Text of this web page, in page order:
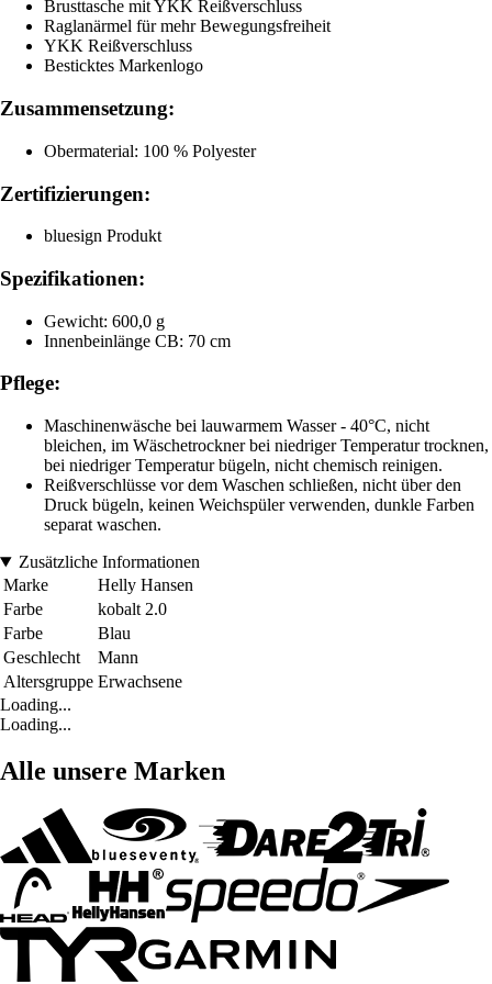
Brusttasche mit YKK Reißverschluss
Raglanärmel für mehr Bewegungsfreiheit
YKK Reißverschluss
Besticktes Markenlogo
Zusammensetzung:
Obermaterial: 100 % Polyester
Zertifizierungen:
bluesign Produkt
Spezifikationen:
Gewicht: 600,0 g
Innenbeinlänge CB: 70 cm
Pflege:
Maschinenwäsche bei lauwarmem Wasser - 40°C, nicht
bleichen, im Wäschetrockner bei niedriger Temperatur trocknen,
bei niedriger Temperatur bügeln, nicht chemisch reinigen.
Reißverschlüsse vor dem Waschen schließen, nicht über den
Druck bügeln, keinen Weichspüler verwenden, dunkle Farben
separat waschen.
Zusätzliche Informationen
Marke
Helly Hansen
Farbe
kobalt 2.0
Farbe
Blau
Geschlecht
Mann
Altersgruppe Erwachsene
Loading...
Loading...
Alle unsere Marken